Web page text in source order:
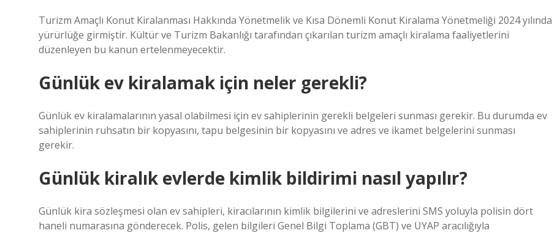
Turizm Amaçlı Konut Kiralanması Hakkında Yönetmelik ve Kısa Dönemli Konut Kiralama Yönetmeliği 2024 yılında
yürürlüğe girmiştir. Kültür ve Turizm Bakanlığı tarafından çıkarılan turizm amaçlı kiralama faaliyetlerini
düzenleyen bu kanun ertelenmeyecektir.
Günlük ev kiralamak için neler gerekli?
Günlük ev kiralamalarının yasal olabilmesi için ev sahiplerinin gerekli belgeleri sunması gerekir. Bu durumda ev
sahiplerinin ruhsatın bir kopyasını, tapu belgesinin bir kopyasını ve adres ve ikamet belgelerini sunması
gerekir.
Günlük kiralık evlerde kimlik bildirimi nasıl yapılır?
Günlük kira sözleşmesi olan ev sahipleri, kiracılarının kimlik bilgilerini ve adreslerini SMS yoluyla polisin dört
haneli numarasına gönderecek. Polis, gelen bilgileri Genel Bilgi Toplama (GBT) ve UYAP aracılığıyla